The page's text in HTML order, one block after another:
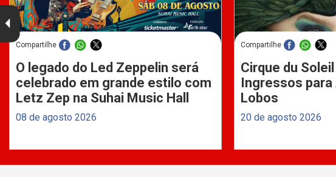
Compartilhe
O legado do Led Zeppelin será
celebrado em grande estilo com
Letz Zep na Suhai Music Hall
08 de agosto 2026
Compartilhe
Cirque du
Ingressos
Lobos
20 de agosto 2026